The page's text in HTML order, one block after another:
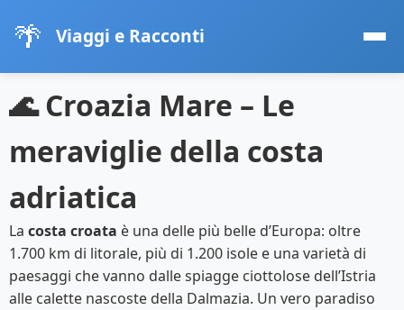
🌴 Viaggi e Racconti
🌊 Croazia Mare – Le
meraviglie della costa
adriatica
La costa croata è una delle più belle d’Europa: oltre
1.700 km di litorale, più di 1.200 isole e una varietà di
paesaggi che vanno dalle spiagge ciottolose dell’Istria
alle calette nascoste della Dalmazia. Un vero paradiso